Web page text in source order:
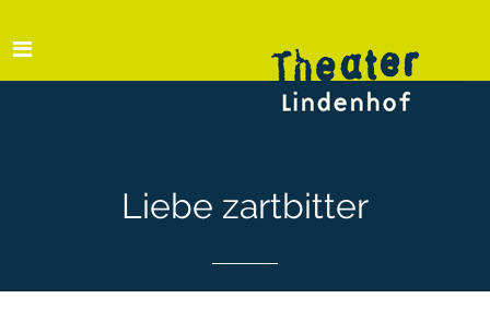
Liebe zartbitter